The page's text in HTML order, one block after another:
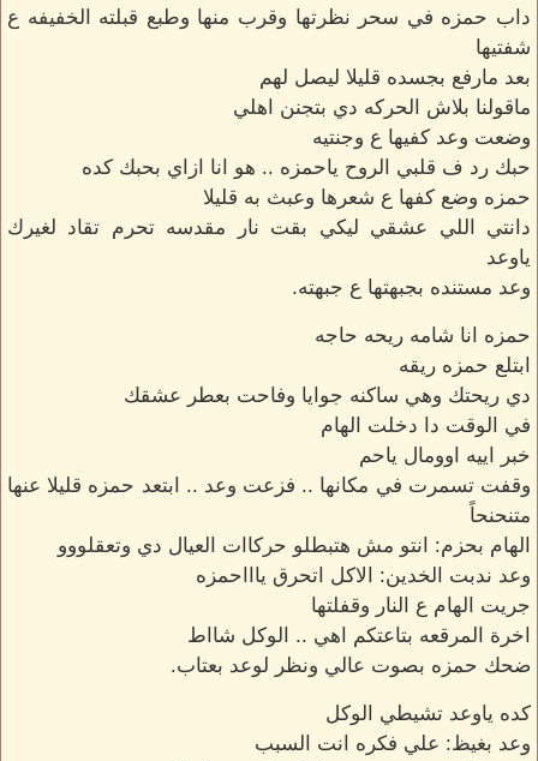
داب حمزه في سحر نظرتها وقرب منها وطبع قبلته الخفيفه ع
شفتيها
بعد مارفع بجسده قليلا ليصل لهم
ماقولنا بلاش الحركه دي بتجنن اهلي
وضعت وعد كفيها ع وجنتيه
حبك رد ف قلبي الروح ياحمزه .. هو انا ازاي بحبك كده
حمزه وضع كفها ع شعرها وعبث به قليلا
دانتي اللي عشقي ليكي بقت نار مقدسه تحرم تقاد لغيرك
ياوعد
وعد مستنده بجبهتها ع جبهته.
حمزه انا شامه ريحه حاجه
ابتلع حمزه ريقه
دي ريحتك وهي ساكنه جوايا وفاحت بعطر عشقك
في الوقت دا دخلت الهام
خبر اييه اوومال ياحم
وقفت تسمرت في مكانها .. فزعت وعد .. ابتعد حمزه قليلا عنها
متنحنحاً
الهام بحزم: انتو مش هتبطلو حركاات العيال دي وتعقلووو
وعد ندبت الخدين: الاكل اتحرق ياااحمزه
جريت الهام ع النار وقفلتها
اخرة المرقعه بتاعتكم اهي .. الوكل شااط
ضحك حمزه بصوت عالي ونظر لوعد بعتاب.
كده ياوعد تشيطي الوكل
وعد بغيظ: علي فكره انت السبب